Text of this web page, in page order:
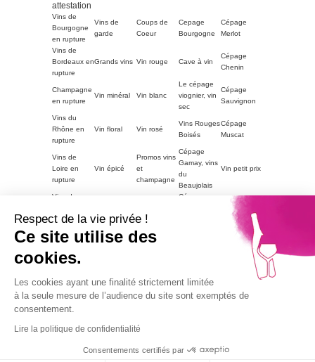
attestation
Vins de
Bourgogne
en rupture
Vins de
garde
Coups de
Coeur
Cepage
Bourgogne
Cépage
Merlot
Vins de
Bordeaux en
rupture
Grands vins Vin rouge Cave à vin
Cépage
Chenin
Champagne
en rupture
Vin minéral Vin blanc
Le cépage
viognier, vin
sec
Cépage
Sauvignon
Vins du
Rhône en
rupture
Vin floral Vin rosé
Vins Rouges
Boisés
Cépage
Muscat
Vins de
Loire en
rupture
Vin épicé
Promos vins
et
champagne
Cépage
Gamay, vins
du
Beaujolais
Vin petit prix
Vins du
en rupture
tanniques
METS
Cépage
Champagne
petit prix
Autres
régions en
rupture
Vins
LE VIN PAR
Vin blanc
Vins de
en rupture
Part2
Vins corsés Vouvray
Chardonnay
Vins fruités
Alcohol abuse is dangerous for health, consume with
moderation.
Respect de la vie privée !
Ce site utilise des
cookies.
Les cookies ayant une finalité strictement limitée
à la seule mesure de l’audience du site sont exemptés de
consentement.
Lire la politique de confidentialité
Consentements certifiés par